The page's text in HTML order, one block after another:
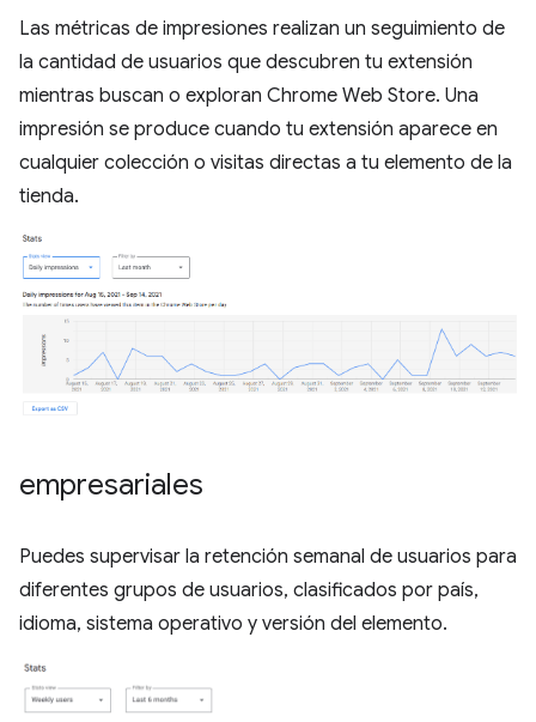
Las métricas de impresiones realizan un seguimiento de
la cantidad de usuarios que descubren tu extensión
mientras buscan o exploran Chrome Web Store. Una
impresión se produce cuando tu extensión aparece en
cualquier colección o visitas directas a tu elemento de la
tienda.
empresariales
Puedes supervisar la retención semanal de usuarios para
diferentes grupos de usuarios, clasificados por país,
idioma, sistema operativo y versión del elemento.